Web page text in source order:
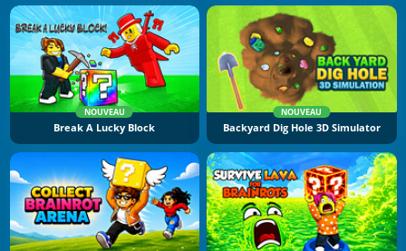
NOUVEAU
Break A Lucky Block
NOUVEAU
Backyard Dig Hole 3D Simulator